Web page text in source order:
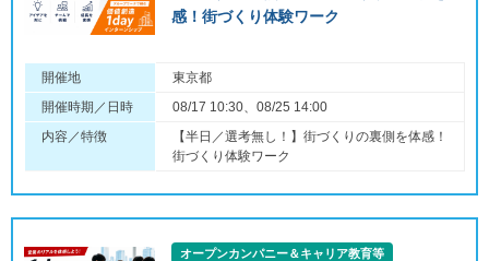
感！街づくり体験ワーク
開催地
東京都
開催時期／日時
08/17 10:30、08/25 14:00
内容／特徴
【半日／選考無し！】街づくりの裏側を体感！
街づくり体験ワーク
オープンカンパニー＆キャリア教育等